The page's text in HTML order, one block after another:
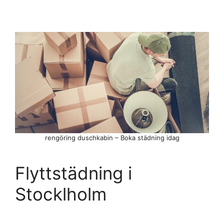
Flyttstädning i
Stocklholm
rengöring duschkabin – Boka städning idag